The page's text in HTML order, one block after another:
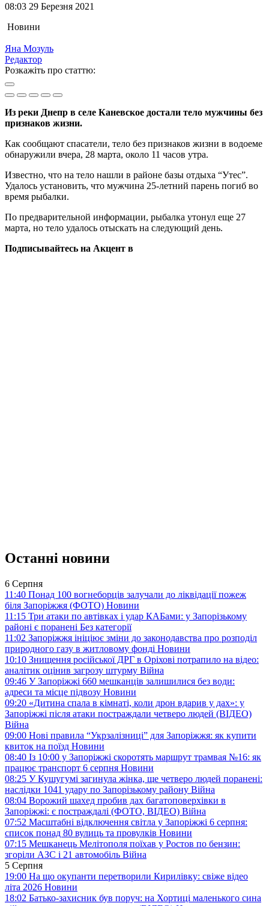
08:03 29 Березня 2021
Новини
Яна Мозуль
Редактор
Розкажіть про статтю:
Из реки Днепр в селе Каневское достали тело мужчины без
признаков жизни.
Как сообщают спасатели, тело без признаков жизни в водоеме
обнаружили вчера, 28 марта, около 11 часов утра.
Известно, что на тело нашли в районе базы отдыха “Утес”.
Удалось установить, что мужчина 25-летний парень погиб во
время рыбалки.
По предварительной информации, рыбалка утонул еще 27
марта, но тело удалось отыскать на следующий день.
Подписывайтесь на Акцент в
Останні новини
6 Серпня
11:40 Понад 100 вогнеборців залучали до ліквідації пожеж
біля Запоріжжя (ФОТО) Новини
11:15 Три атаки по автівках і удар КАБами: у Запорізькому
районі є поранені Без категорії
11:02 Запоріжжя ініціює зміни до законодавства про розподіл
природного газу в житловому фонді Новини
10:10 Знищення російської ДРГ в Оріхові потрапило на відео:
аналітик оцінив загрозу штурму Війна
09:46 У Запоріжжі 660 мешканців залишилися без води:
адреси та місце підвозу Новини
09:20 «Дитина спала в кімнаті, коли дрон вдарив у дах»: у
Запоріжжі після атаки постраждали четверо людей (ВІДЕО)
Війна
09:00 Нові правила “Укрзалізниці” для Запоріжжя: як купити
квиток на поїзд Новини
08:40 Із 10:00 у Запоріжжі скоротять маршрут трамвая №16: як
працює транспорт 6 серпня Новини
08:25 У Кушугумі загинула жінка, ще четверо людей поранені:
наслідки 1041 удару по Запорізькому району Війна
08:04 Ворожий шахед пробив дах багатоповерхівки в
Запоріжжі: є постраждалі (ФОТО, ВІДЕО) Війна
07:52 Масштабні відключення світла у Запоріжжі 6 серпня:
список понад 80 вулиць та провулків Новини
07:15 Мешканець Мелітополя поїхав у Ростов по бензин:
згоріли АЗС і 21 автомобіль Війна
5 Серпня
19:00 На що окупанти перетворили Кирилівку: свіже відео
літа 2026 Новини
18:02 Батько-захисник був поруч: на Хортиці маленького сина